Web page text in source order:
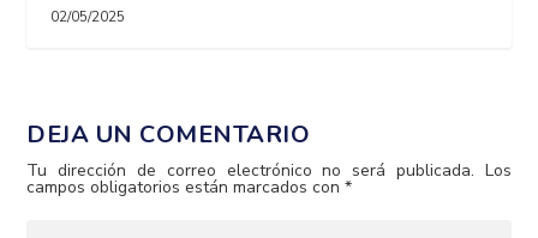
02/05/2025
DEJA UN COMENTARIO
Tu dirección de correo electrónico no será publicada. Los
campos obligatorios están marcados con*